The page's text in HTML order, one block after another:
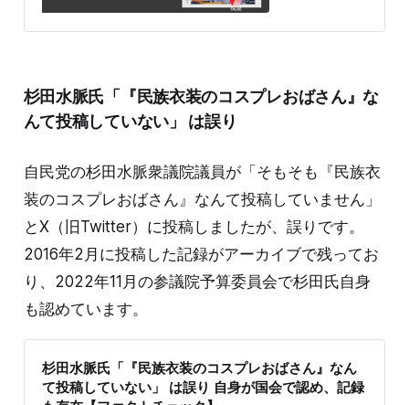
る。 5月7日から8日にかけてこの投稿はXによって削除
が」という投稿に疑問を投げかけるコメントもあった。
検証過程 日本ファクトチェックセンター（JFC)は、厚
杉田水脈氏「『民族衣装のコスプレおばさん』な
んて投稿していない」 は誤り
自民党の杉田水脈衆議院議員が「そもそも『民族衣
装のコスプレおばさん』なんて投稿していません」
とX（旧Twitter）に投稿しましたが、誤りです。
2016年2月に投稿した記録がアーカイブで残ってお
り、2022年11月の参議院予算委員会で杉田氏自身
も認めています。
杉田水脈氏「『民族衣装のコスプレおばさん』なん
て投稿していない」 は誤り 自身が国会で認め、記録